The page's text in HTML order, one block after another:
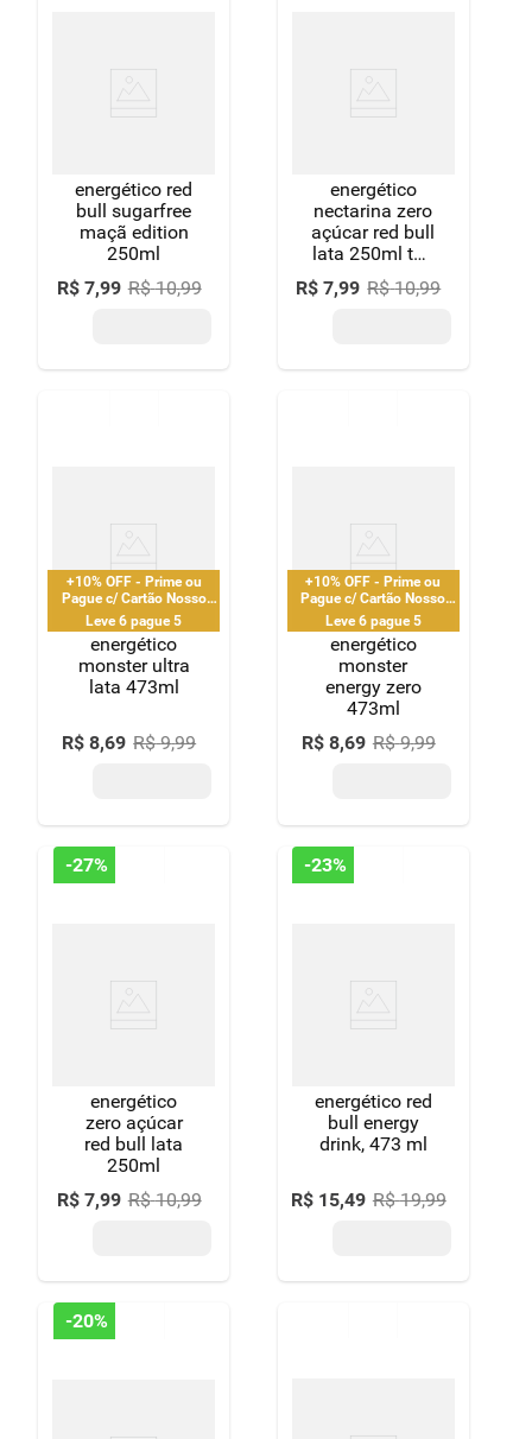
energético red
bull sugarfree
maçã edition
250ml
R$ 7,99 R$ 10,99
energético
nectarina zero
açúcar red bull
lata 250ml the
summer
edition
R$ 7,99 R$ 10,99
+10% OFF - Prime ou
Pague c/ Cartão Nosso
Pay
Leve 6 pague 5
energético
monster ultra
lata 473ml
R$ 8,69 R$ 9,99
+10% OFF - Prime ou
Pague c/ Cartão Nosso
Pay
Leve 6 pague 5
energético
monster
energy zero
473ml
R$ 8,69 R$ 9,99
-27%
energético
zero açúcar
red bull lata
250ml
R$ 7,99 R$ 10,99
-23%
energético red
bull energy
drink, 473 ml
R$ 15,49 R$ 19,99
-20%